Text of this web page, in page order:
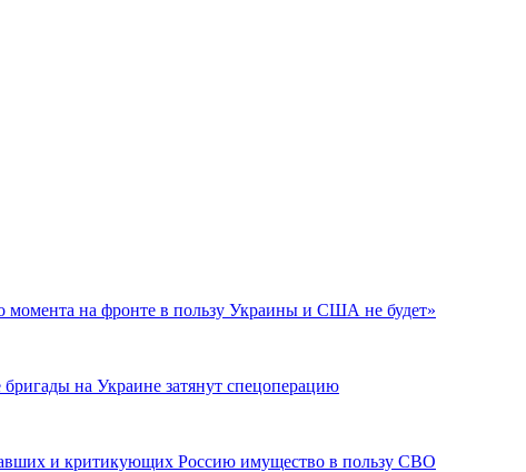
момента на фронте в пользу Украины и США не будет»
на Украине затянут спецоперацию
и критикующих Россию имущество в пользу СВО